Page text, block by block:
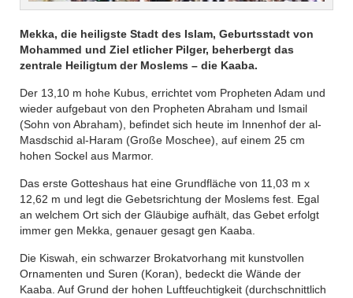
Mekka, die heiligste Stadt des Islam, Geburtsstadt von
Mohammed und Ziel etlicher Pilger, beherbergt das
zentrale Heiligtum der Moslems – die Kaaba.
Der 13,10 m hohe Kubus, errichtet vom Propheten Adam und
wieder aufgebaut von den Propheten Abraham und Ismail
(Sohn von Abraham), befindet sich heute im Innenhof der al-
Masdschid al-Haram (Große Moschee), auf einem 25 cm
hohen Sockel aus Marmor.
Das erste Gotteshaus hat eine Grundfläche von 11,03 m x
12,62 m und legt die Gebetsrichtung der Moslems fest. Egal
an welchem Ort sich der Gläubige aufhält, das Gebet erfolgt
immer gen Mekka, genauer gesagt gen Kaaba.
Die Kiswah, ein schwarzer Brokatvorhang mit kunstvollen
Ornamenten und Suren (Koran), bedeckt die Wände der
Kaaba. Auf Grund der hohen Luftfeuchtigkeit (durchschnittlich